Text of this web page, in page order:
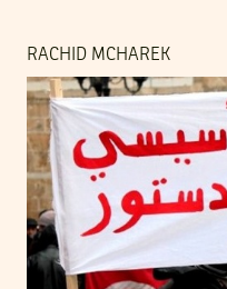
RACHID MCHAREK